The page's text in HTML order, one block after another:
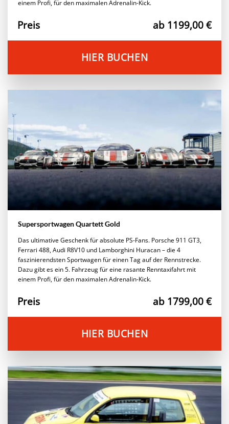
einem Profi, für den maximalen Adrenalin-Kick.
Preis ab 1199,00 €
HIER BUCHEN
Supersportwagen Quartett Gold
Das ultimative Geschenk für absolute PS-Fans. Porsche 911 GT3,
Ferrari 488, Audi R8V10 und Lamborghini Huracan – die 4
faszinierendsten Sportwagen für einen Tag auf der Rennstrecke.
Dazu gibt es ein 5. Fahrzeug für eine rasante Renntaxifahrt mit
einem Profi, für den maximalen Adrenalin-Kick.
Preis ab 1799,00 €
HIER BUCHEN